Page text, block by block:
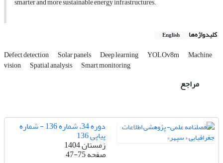
کلیدواژه‌ها English
Defect detection Solar panels Deep learning YOLOv8m Machine
vision Spatial analysis Smart monitoring
مراجع
دوره 34، شماره 136 - شماره
پیاپی 136
زمستان 1404
صفحه47-75